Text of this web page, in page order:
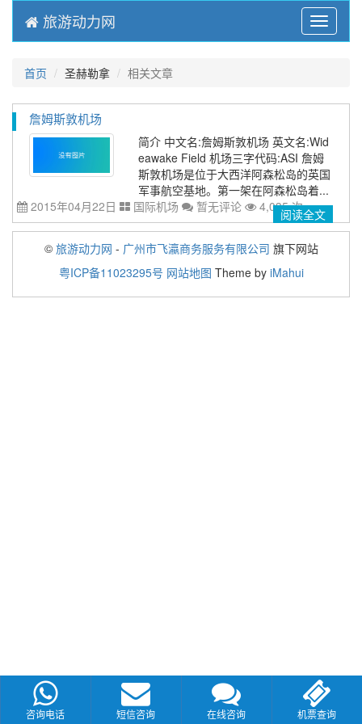
Menu
旅游动力网
首页 圣赫勒拿 相关文章
詹姆斯敦机场
简介 中文名:詹姆斯敦机场 英文名:Wid
eawake Field 机场三字代码:ASI 詹姆
斯敦机场是位于大西洋阿森松岛的英国
军事航空基地。第一架在阿森松岛着...
2015年04月22日
国际机场 暂无评论 4,035 次阅读全文
© 旅游动力网 - 广州市飞瀛商务服务有限公司 旗下网站
粤ICP备11023295号 网站地图 Theme by iMahui
咨询电话 短信咨询 在线咨询 机票查询